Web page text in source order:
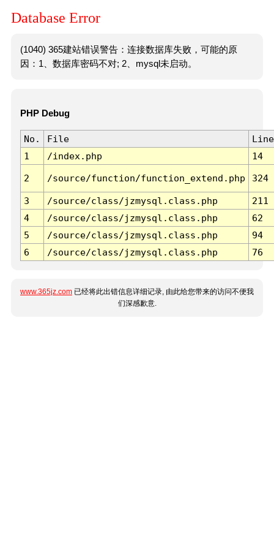
Database Error
(1040) 365建站错误警告：连接数据库失败，可能的原
因：1、数据库密码不对; 2、mysql未启动。
PHP Debug
No. File
Line
1
/index.php 14
2 /source/function/function_extend.php 324
3 /source/class/jzmysql.class.php
211
4
/source/class/jzmysql.class.php
62
5
/source/class/jzmysql.class.php
94
6
/source/class/jzmysql.class.php 76
www.365jz.com 已经将此出错信息详细记录, 由此给您带来的访问不便我
们深感歉意.